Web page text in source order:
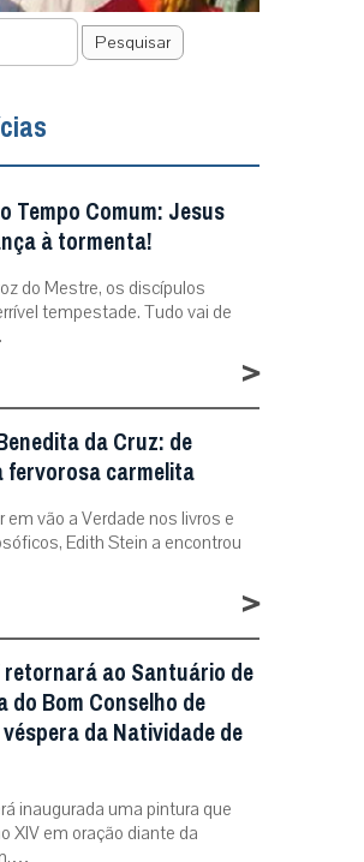
Pesquisar
Tempo Comum: Jesus
à tormenta!
do Mestre, os discípulos
tempestade. Tudo vai de
>
da Cruz: de
carmelita
em vão a Verdade nos livros e
Edith Stein a encontrou
>
retornará ao Santuário de
do Bom Conselho de
da Natividade de
inaugurada uma pintura que
XIV em oração diante da